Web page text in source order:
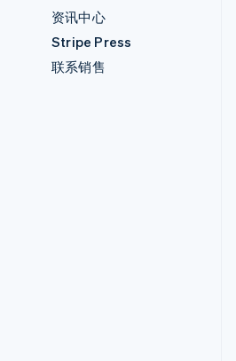
资讯中心
Stripe Press
联系销售